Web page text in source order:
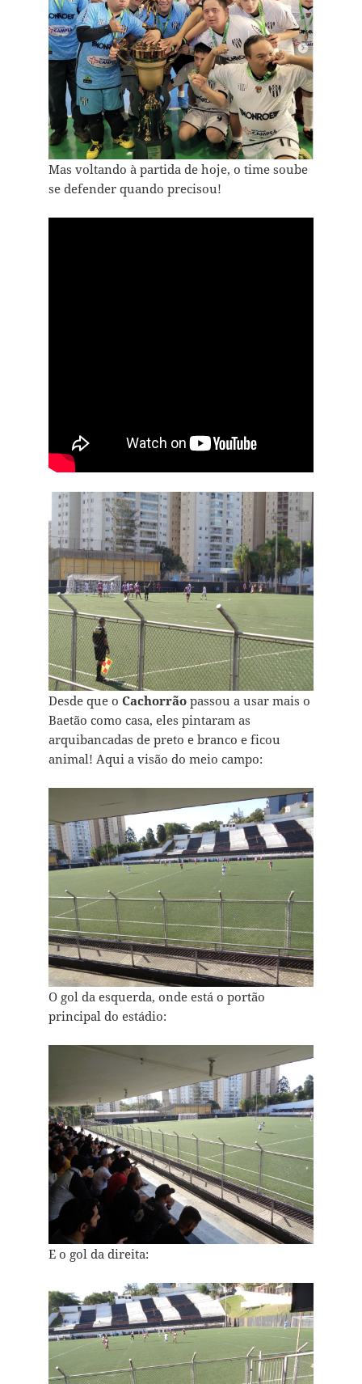
Mas voltando à partida de hoje, o time soube
se defender quando precisou!
Desde que o Cachorrãopassou a usar mais o
Baetão como casa, eles pintaram as
arquibancadas de preto e branco e ficou
animal! Aqui a visão do meio campo:
O gol da esquerda, onde está o portão
principal do estádio:
E o gol da direita: